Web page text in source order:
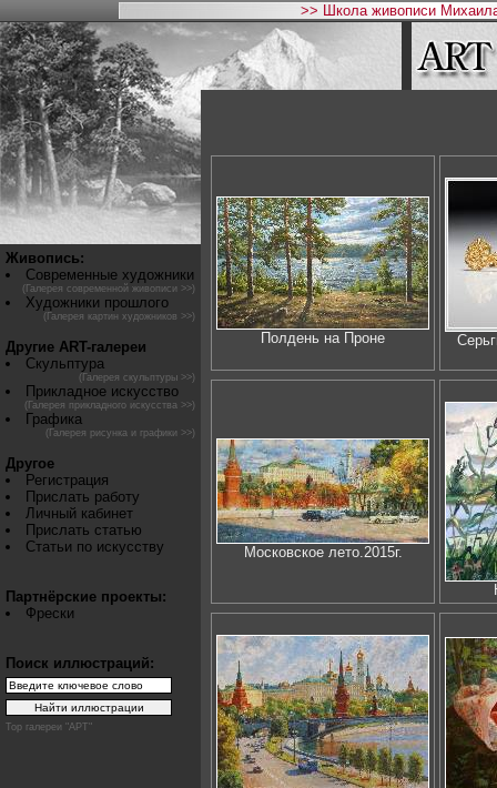
>> Школа живописи
Живопись:
Современные художники
(Галерея современной живописи >>)
Художники прошлого
(Галерея картин художников >>)
Другие ART-галереи
Скульптура
(Галерея скульптуры >>)
Прикладное искусство
(Галерея прикладного искусства >>)
Графика
(Галерея рисунка и графики >>)
Другое
Регистрация
Прислать работу
Личный кабинет
Прислать статью
Статьи по искусству
Партнёрские проекты:
Фрески
Поиск иллюстраций:
Top галереи "АРТ"
Полдень на Проне
Московское лето.2015г.